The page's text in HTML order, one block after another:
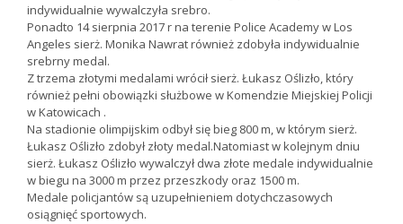
indywidualnie wywalczyła srebro.
Ponadto 14 sierpnia 2017 r na terenie Police Academy w Los
Angeles sierż. Monika Nawrat również zdobyła indywidualnie
srebrny medal.
Z trzema złotymi medalami wrócił sierż. Łukasz Oślizło, który
również pełni obowiązki służbowe w Komendzie Miejskiej Policji
w Katowicach .
Na stadionie olimpijskim odbył się bieg 800 m, w którym sierż.
Łukasz Oślizło zdobył złoty medal.Natomiast w kolejnym dniu
sierż. Łukasz Oślizło wywalczył dwa złote medale indywidualnie
w biegu na 3000 m przez przeszkody oraz 1500 m.
Medale policjantów są uzupełnieniem dotychczasowych
osiągnięć sportowych.